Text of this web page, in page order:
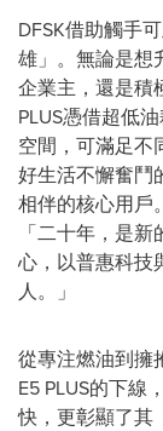
DFSK借助觸手
雄」。無論是想
企業主，還是積
PLUS憑借超低
空間，可滿足不
好生活不懈奮鬥
相伴的核心用戶
「二十年，是
心，以普惠科技
人。」
從專注燃油到擁
E5 PLUS的下線
快，更彰顯了其